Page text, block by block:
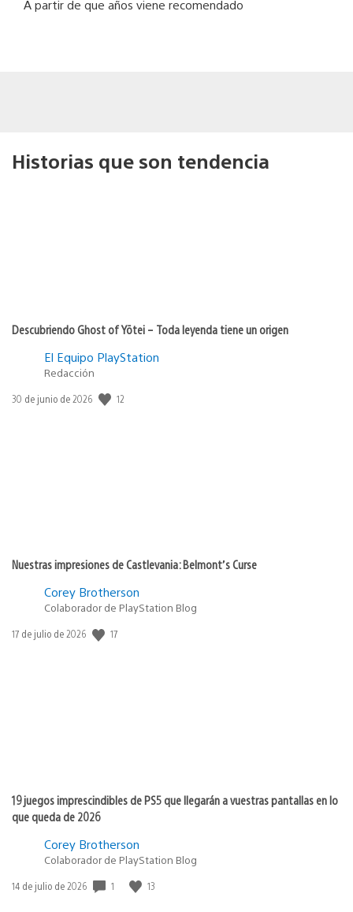
A partir de que años viene recomendado
Historias que son tendencia
Descubriendo Ghost of Yōtei – Toda leyenda tiene un origen
El Equipo PlayStation
Redacción
Fecha
30 de junio de 2026 12
Nuestras impresiones de Castlevania: Belmont’s Curse
Corey Brotherson
Colaborador de PlayStation Blog
Fecha
17 de julio de 2026 17
19 juegos imprescindibles de PS5 que llegarán a vuestras pantallas en lo
que queda de 2026
Corey Brotherson
Colaborador de PlayStation Blog
Fecha
14 de julio de 2026 1 13